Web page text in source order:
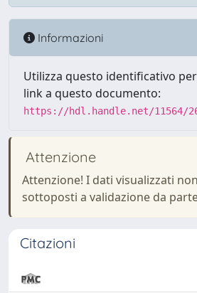
Informazioni
Utilizza questo identificativo
link a questo documento:
https://hdl.handle.net/11564/
Attenzione
Attenzione! I dati visualizzati
sottoposti a validazione da
Citazioni